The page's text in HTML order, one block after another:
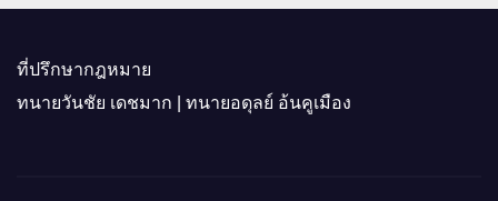
ที่ปรึกษากฎหมาย
ทนายวันชัย เดชมาก | ทนายอดุลย์ อ้นคูเมือง